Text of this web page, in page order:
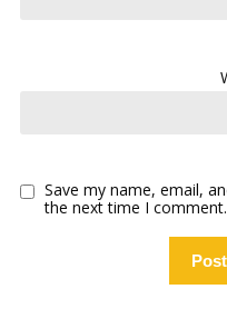
Save my name, email,
the next time I comment.